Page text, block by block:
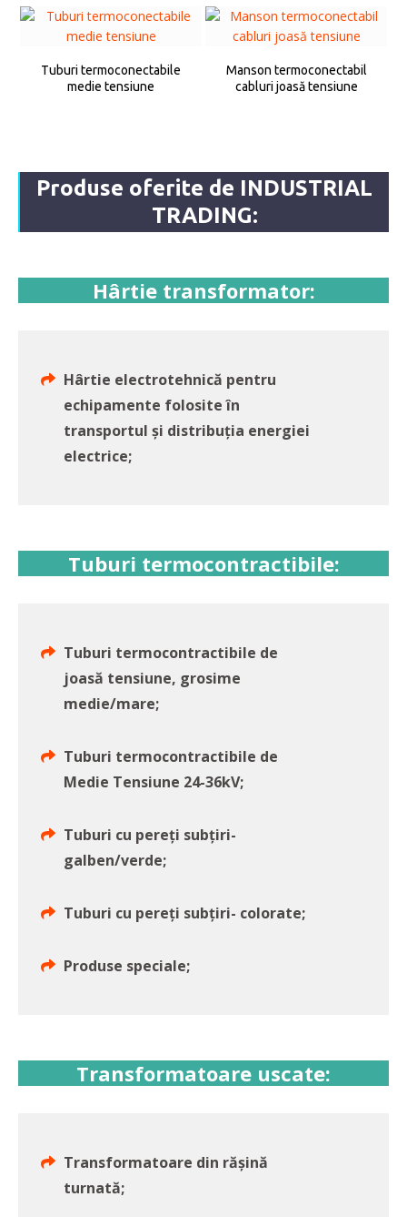
Tuburi termoconectabile
medie tensiune
Manson termoconectabil
cabluri joasă tensiune
Produse oferite de INDUSTRIAL
TRADING:
Hârtie transformator:
Hârtie electrotehnică pentru
echipamente folosite în
transportul și distribuția energiei
electrice;
Tuburi termocontractibile:
Tuburi termocontractibile de
joasă tensiune, grosime
medie/mare;
Tuburi termocontractibile de
Medie Tensiune 24-36kV;
Tuburi cu pereți subțiri-
galben/verde;
Tuburi cu pereți subțiri- colorate;
Produse speciale;
Transformatoare uscate:
Transformatoare din rășină
turnată;